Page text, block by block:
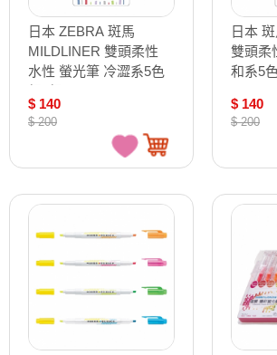
日本 ZEBRA 斑馬
MILDLINER 雙頭柔性
水性 螢光筆 冷澀系5色
$ 140
$ 200
日本
雙頭柔
和系5
$ 140
$ 200